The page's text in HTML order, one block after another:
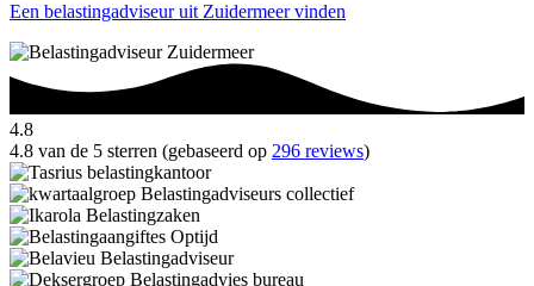
Een belastingadviseur uit Zuidermeer vinden
4.8
4.8 van de 5 sterren (gebaseerd op 296 reviews)